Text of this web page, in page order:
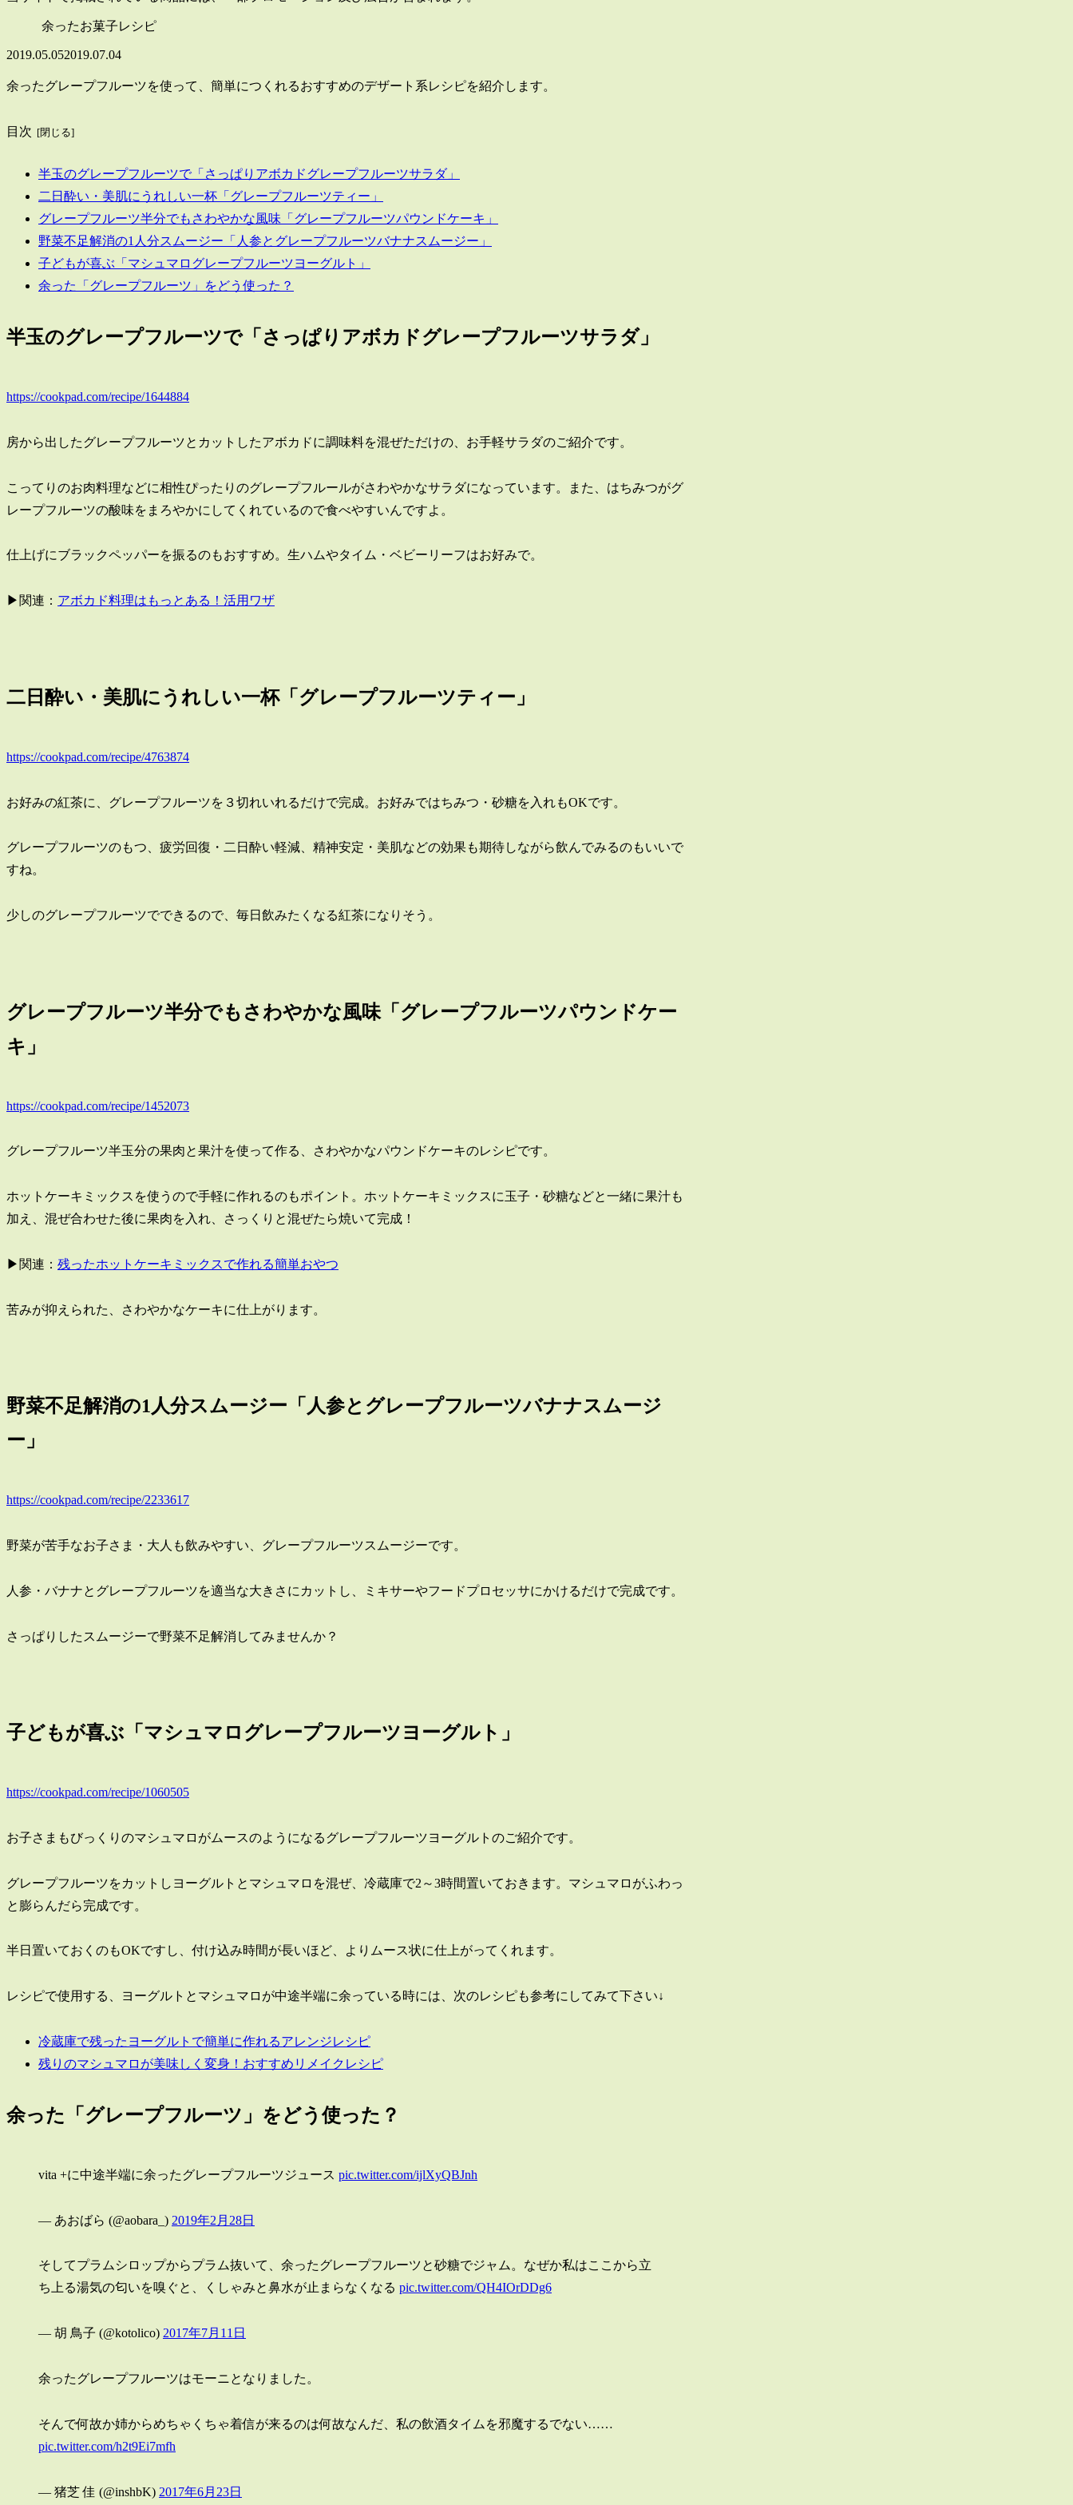
余ったお菓子レシピ
2019.05.052019.07.04
余ったグレープフルーツを使って、簡単につくれるおすすめのデザート系レシピを紹介します。
目次
半玉のグレープフルーツで「さっぱりアボカドグレープフルーツサラダ」
二日酔い・美肌にうれしい一杯「グレープフルーツティー」
グレープフルーツ半分でもさわやかな風味「グレープフルーツパウンドケーキ」
野菜不足解消の1人分スムージー「人参とグレープフルーツバナナスムージー」
子どもが喜ぶ「マシュマログレープフルーツヨーグルト」
余った「グレープフルーツ」をどう使った？
半玉のグレープフルーツで「さっぱりアボカドグレープフルーツサラダ」
https://cookpad.com/recipe/1644884
房から出したグレープフルーツとカットしたアボカドに調味料を混ぜただけの、お手軽サラダのご紹介です。
こってりのお肉料理などに相性ぴったりのグレープフルールがさわやかなサラダになっています。また、はちみつがグ
レープフルーツの酸味をまろやかにしてくれているので食べやすいんですよ。
仕上げにブラックペッパーを振るのもおすすめ。生ハムやタイム・ベビーリーフはお好みで。
▶関連： アボカド料理はもっとある！活用ワザ
二日酔い・美肌にうれしい一杯「グレープフルーツティー」
https://cookpad.com/recipe/4763874
お好みの紅茶に、グレープフルーツを３切れいれるだけで完成。お好みではちみつ・砂糖を入れもOKです。
グレープフルーツのもつ、疲労回復・二日酔い軽減、精神安定・美肌などの効果も期待しながら飲んでみるのもいいで
すね。
少しのグレープフルーツでできるので、毎日飲みたくなる紅茶になりそう。
グレープフルーツ半分でもさわやかな風味「グレープフルーツパウンドケー
キ」
https://cookpad.com/recipe/1452073
グレープフルーツ半玉分の果肉と果汁を使って作る、さわやかなパウンドケーキのレシピです。
ホットケーキミックスを使うので手軽に作れるのもポイント。ホットケーキミックスに玉子・砂糖などと一緒に果汁も
加え、混ぜ合わせた後に果肉を入れ、さっくりと混ぜたら焼いて完成！
▶関連： 残ったホットケーキミックスで作れる簡単おやつ
苦みが抑えられた、さわやかなケーキに仕上がります。
野菜不足解消の1人分スムージー「人参とグレープフルーツバナナスムージ
ー」
https://cookpad.com/recipe/2233617
野菜が苦手なお子さま・大人も飲みやすい、グレープフルーツスムージーです。
人参・バナナとグレープフルーツを適当な大きさにカットし、ミキサーやフードプロセッサにかけるだけで完成です。
さっぱりしたスムージーで野菜不足解消してみませんか？
子どもが喜ぶ「マシュマログレープフルーツヨーグルト」
https://cookpad.com/recipe/1060505
お子さまもびっくりのマシュマロがムースのようになるグレープフルーツヨーグルトのご紹介です。
グレープフルーツをカットしヨーグルトとマシュマロを混ぜ、冷蔵庫で2～3時間置いておきます。マシュマロがふわっ
と膨らんだら完成です。
半日置いておくのもOKですし、付け込み時間が長いほど、よりムース状に仕上がってくれます。
レシピで使用する、ヨーグルトとマシュマロが中途半端に余っている時には、次のレシピも参考にしてみて下さい↓
冷蔵庫で残ったヨーグルトで簡単に作れるアレンジレシピ
残りのマシュマロが美味しく変身！おすすめリメイクレシピ
余った「グレープフルーツ」をどう使った？
vita +に中途半端に余ったグレープフルーツジュース pic.twitter.com/ijlXyQBJnh
— あおばら (@aobara_) 2019年2月28日
そしてプラムシロップからプラム抜いて、余ったグレープフルーツと砂糖でジャム。なぜか私はここから立
ち上る湯気の匂いを嗅ぐと、くしゃみと鼻水が止まらなくなる pic.twitter.com/QH4IOrDDg6
— 胡 鳥子 (@kotolico) 2017年7月11日
余ったグレープフルーツはモーニとなりました。
そんで何故か姉からめちゃくちゃ着信が来るのは何故なんだ、私の飲酒タイムを邪魔するでない……
pic.twitter.com/h2t9Ei7mfh
— 猪芝 佳 (@inshbK) 2017年6月23日